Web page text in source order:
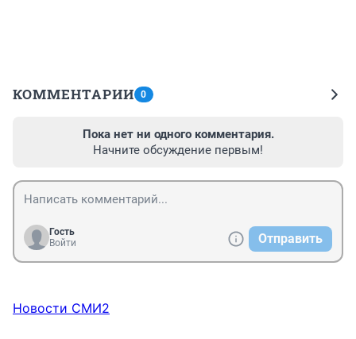
КОММЕНТАРИИ 0
Пока нет ни одного комментария.
Начните обсуждение первым!
Гость
Войти
Отправить
Новости СМИ2